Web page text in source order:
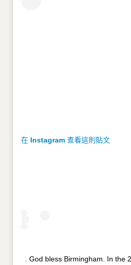
在 Instagram 查看這則貼文
. God bless Birmingham. In the